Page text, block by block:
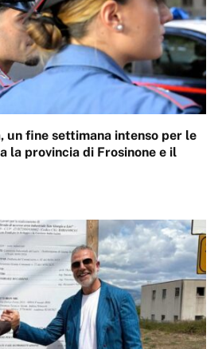
un fine settimana intenso per le
la provincia di Frosinone e il